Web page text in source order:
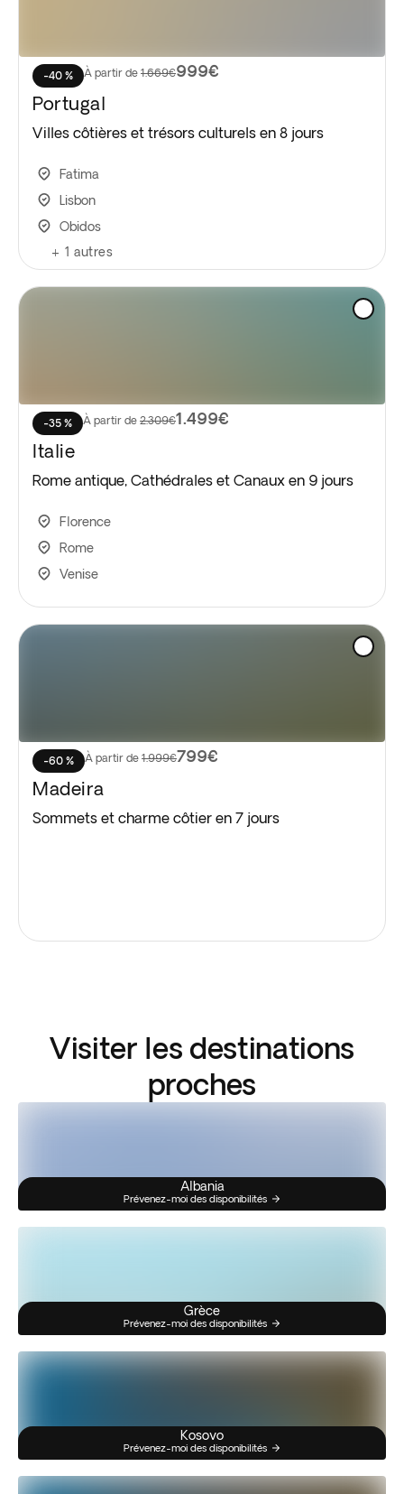
-40 % À partir de 1.669€999€
Portugal
Villes côtières et trésors culturels en 8 jours
Fatima
Lisbon
Obidos
+ 1 autres
-35 % À partir de 2.309€1.499€
Italie
Rome antique, Cathédrales et Canaux en 9 jours
Florence
Rome
Venise
-60 % À partir de 1.999€799€
Madeira
Sommets et charme côtier en 7 jours
Visiter les destinations
proches
Albania
Prévenez-moi des disponibilités
Grèce
Prévenez-moi des disponibilités
Kosovo
Prévenez-moi des disponibilités